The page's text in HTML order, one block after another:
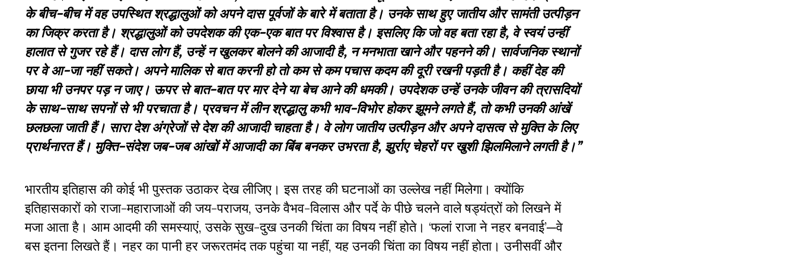
के बीच-बीच में वह उपस्थित श्रद्धालुओं को अपने दास पूर्वजों के बारे में बताता है। उनके साथ हुए जातीय और सामंती उत्पीड़न
का जिक्र करता है। श्रद्धालुओं को उपदेशक की एक-एक बात पर विश्वास है। इसलिए कि जो वह बता रहा है, वे स्वयं उन्हीं
हालात से गुजर रहे हैं। दास लोग हैं, उन्हें न खुलकर बोलने की आजादी है, न मनभाता खाने और पहनने की। सार्वजनिक स्थानों
पर वे आ-जा नहीं सकते। अपने मालिक से बात करनी हो तो कम से कम पचास कदम की दूरी रखनी पड़ती है। कहीं देह की
छाया भी उनपर पड़ न जाए। ऊपर से बात-बात पर मार देने या बेच आने की धमकी। उपदेशक उन्हें उनके जीवन की त्रासदियों
के साथ-साथ सपनों से भी परचाता है। प्रवचन में लीन श्रद्धालु कभी भाव-विभोर होकर झूमने लगते हैं, तो कभी उनकी आंखें
छलछला जाती हैं। सारा देश अंग्रेजों से देश की आजादी चाहता है। वे लोग जातीय उत्पीड़न और अपने दासत्व से मुक्ति के लिए
प्रार्थनारत हैं। मुक्ति-संदेश जब-जब आंखों में आजादी का बिंब बनकर उभरता है, झुर्राए चेहरों पर खुशी झिलमिलाने लगती है।”
भारतीय इतिहास की कोई भी पुस्तक उठाकर देख लीजिए। इस तरह की घटनाओं का उल्लेख नहीं मिलेगा। क्योंकि
इतिहासकारों को राजा-महाराजाओं की जय-पराजय, उनके वैभव-विलास और पर्दे के पीछे चलने वाले षड्यंत्रों को लिखने में
मजा आता है। आम आदमी की समस्याएं, उसके सुख-दुख उनकी चिंता का विषय नहीं होते। ‘फलां राजा ने नहर बनवाई’─वे
बस इतना लिखते हैं। नहर का पानी हर जरूरतमंद तक पहुंचा या नहीं, यह उनकी चिंता का विषय नहीं होता। उनीसवीं और